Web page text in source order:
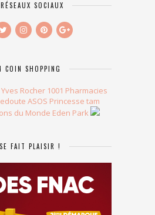
SOCIAUX
COIN SHOPPING
Yves Rocher 1001 Pharmacies
ASOS Princesse tam
du Monde Eden Park
FAIT PLAISIR !